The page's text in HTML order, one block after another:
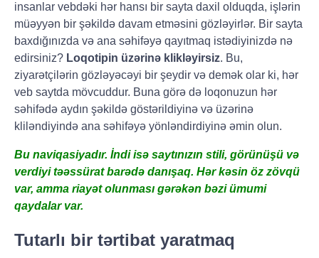
insanlar vebdəki hər hansı bir sayta daxil olduqda, işlərin
müəyyən bir şəkildə davam etməsini gözləyirlər. Bir sayta
baxdığınızda və ana səhifəyə qayıtmaq istədiyinizdə nə
edirsiniz? Loqotipin üzərinə klikləyirsiz. Bu,
ziyarətçilərin gözləyəcəyi bir şeydir və demək olar ki, hər
veb saytda mövcuddur. Buna görə də loqonuzun hər
səhifədə aydın şəkildə göstərildiyinə və üzərinə
kliləndiyində ana səhifəyə yönləndirdiyinə əmin olun.
Bu naviqasiyadır. İndi isə saytınızın stili, görünüşü və
verdiyi təəssürat barədə danışaq. Hər kəsin öz zövqü
var, amma riayət olunması gərəkən bəzi ümumi
qaydalar var.
Tutarlı bir tərtibat yaratmaq